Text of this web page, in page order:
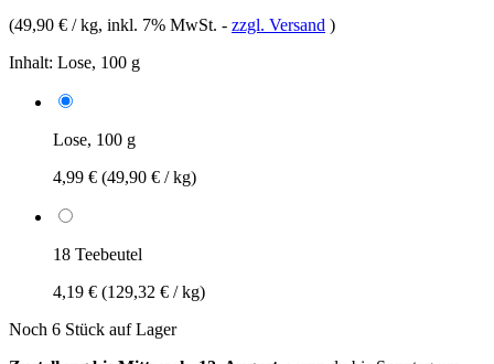
(49,90 € / kg, inkl. 7% MwSt. - zzgl. Versand )
Inhalt: Lose, 100 g
Lose, 100 g
4,99 € (49,90 € / kg)
18 Teebeutel
4,19 € (129,32 € / kg)
Noch 6 Stück auf Lager